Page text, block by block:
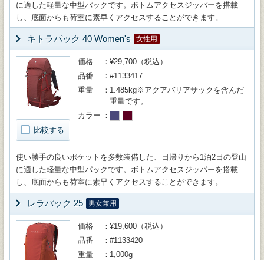
に適した軽量な中型パックです。ボトムアクセスジッパーを搭載
し、底面からも荷室に素早くアクセスすることができます。
キトラパック 40 Women's 女性用
比較する
価格
¥29,700（税込）
品番
#1133417
重量
1.485kg※アクアバリアサックを含んだ
重量です。
カラー
使い勝手の良いポケットを多数装備した、日帰りから1泊2日の登山
に適した軽量な中型パックです。ボトムアクセスジッパーを搭載
し、底面からも荷室に素早くアクセスすることができます。
レラパック 25 男女兼用
価格
¥19,600（税込）
品番
#1133420
重量
1,000g